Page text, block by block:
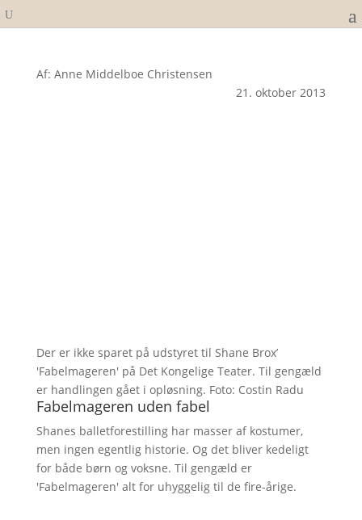
Af: Anne Middelboe Christensen
21. oktober 2013
Der er ikke sparet på udstyret til Shane Brox’
'Fabelmageren' på Det Kongelige Teater. Til gengæld
er handlingen gået i opløsning. Foto: Costin Radu
Fabelmageren uden fabel
Shanes balletforestilling har masser af kostumer,
men ingen egentlig historie. Og det bliver kedeligt
for både børn og voksne. Til gengæld er
'Fabelmageren' alt for uhyggelig til de fire-årige.